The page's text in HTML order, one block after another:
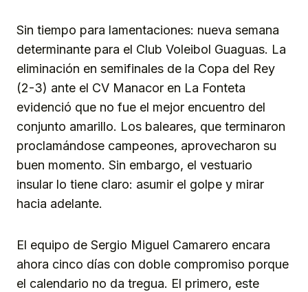
Sin tiempo para lamentaciones: nueva semana
determinante para el Club Voleibol Guaguas. La
eliminación en semifinales de la Copa del Rey
(2-3) ante el CV Manacor en La Fonteta
evidenció que no fue el mejor encuentro del
conjunto amarillo. Los baleares, que terminaron
proclamándose campeones, aprovecharon su
buen momento. Sin embargo, el vestuario
insular lo tiene claro: asumir el golpe y mirar
hacia adelante.
El equipo de Sergio Miguel Camarero encara
ahora cinco días con doble compromiso porque
el calendario no da tregua. El primero, este